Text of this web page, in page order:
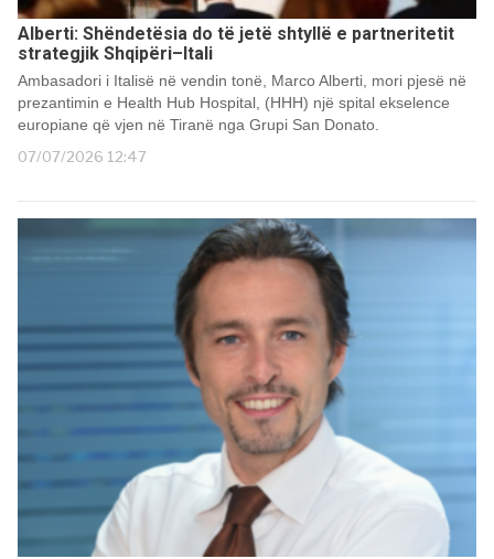
Alberti: Shëndetësia do të jetë shtyllë e partneritetit
strategjik Shqipëri–Itali
Ambasadori i Italisë në vendin tonë, Marco Alberti, mori pjesë në
prezantimin e Health Hub Hospital, (HHH) një spital ekselence
europiane që vjen në Tiranë nga Grupi San Donato.
07/07/2026 12:47